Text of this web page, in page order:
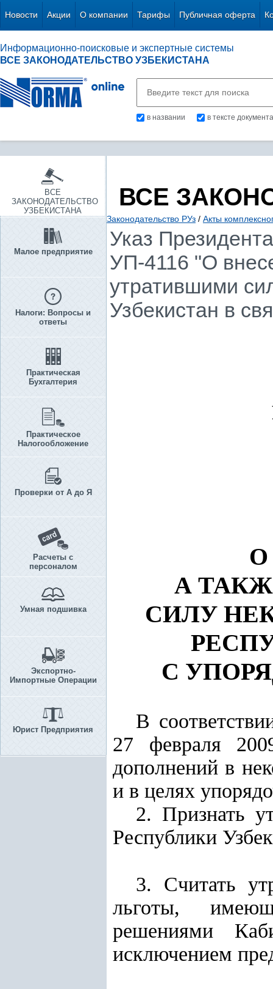
Новости Акции О компании Тарифы Публичная оферта
Информационно-поисковые и экспертные системы
ВСЕ ЗАКОНОДАТЕЛЬСТВО УЗБЕКИСТАНА
в названии в тексте документа
ВСЕ
ЗАКОНОДАТЕЛЬСТВО
УЗБЕКИСТАНА
Малое предприятие
Налоги: Вопросы и
ответы
Практическая
Бухгалтерия
Практическое
Налогообложение
Проверки от А до Я
Расчеты с
персоналом
Умная подшивка
Экспортно-
Импортные Операции
Юрист Предприятия
ВСЕ
Законодательство РУз / Акты
Указ
УП-4116 "О
утратившими
Узбекистан в
А
СИЛУ
С
В
27 февраля
дополнений в
и в целях
2. Признать
Республики
3. Считать
льготы,
решениями
исключением